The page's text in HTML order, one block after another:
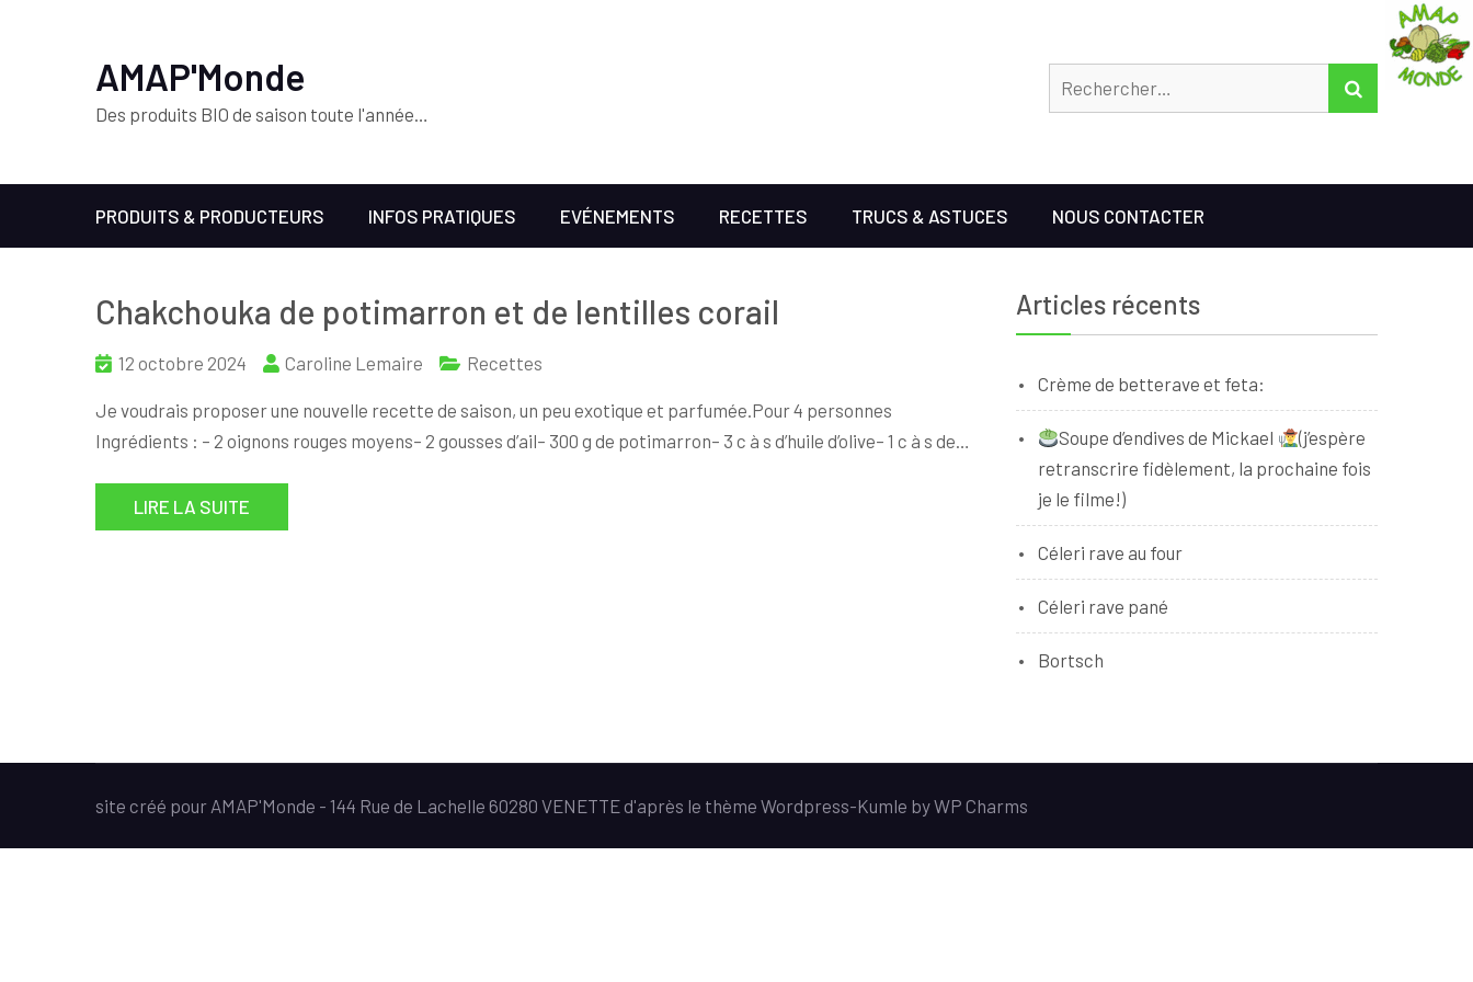
AMAP'Monde
Des produits BIO de saison toute l'année…
RECHERCHER
PRODUITS & PRODUCTEURS INFOS PRATIQUES EVÉNEMENTS RECETTES TRUCS & ASTUCES NOUS CONTACTER
Chakchouka de potimarron et de lentilles corail
12 octobre 2024 Caroline Lemaire Recettes
Je voudrais proposer une nouvelle recette de saison, un peu exotique et parfumée.Pour 4 personnes
Ingrédients : – 2 oignons rouges moyens– 2 gousses d’ail– 300 g de potimarron– 3 c à s d’huile d’olive– 1 c à s de…
LIRE LA SUITE
Articles récents
Crème de betterave et feta:
Soupe d’endives de Mickael
(j’espère
retranscrire fidèlement, la prochaine fois
je le filme!)
Céleri rave au four
Céleri rave pané
Bortsch
site créé pour AMAP'Monde - 144 Rue de Lachelle 60280 VENETTE d'après le thème Wordpress-Kumle byWP Charms